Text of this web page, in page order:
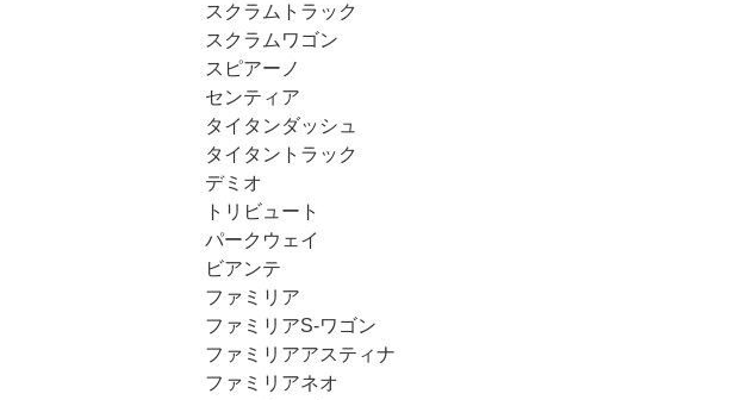
スクラムトラック
スクラムワゴン
スピアーノ
センティア
タイタンダッシュ
タイタントラック
デミオ
トリビュート
パークウェイ
ビアンテ
ファミリア
ファミリアS-ワゴン
ファミリアアスティナ
ファミリアネオ